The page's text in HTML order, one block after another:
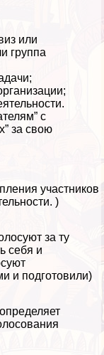
или
группа
с
за свою
участников
)
за ту
себя и
и подготовили)